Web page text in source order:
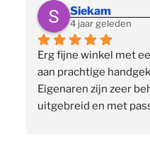
Siekam
4 jaar geleden
Erg fijne winkel met
aan prachtige
Eigenaren zijn zeer
uitgebreid en met